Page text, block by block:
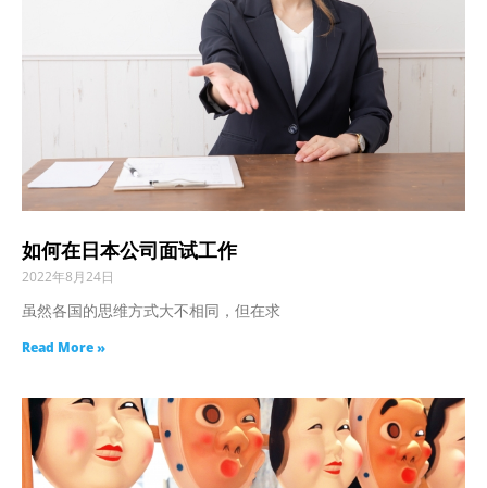
如何在日本公司面试工作
2022年8月24日
虽然各国的思维方式大不相同，但在求
Read More »